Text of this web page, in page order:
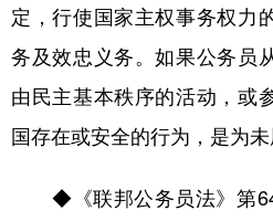
定，行使国家主权事务权力
务及效忠义务。如果公务员
由民主基本秩序的活动，或
国存在或安全的行为，是为未
◆《联邦公务员法》第64